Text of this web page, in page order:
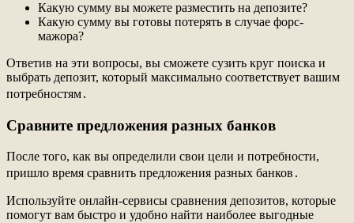
Какую сумму вы можете разместить на депозите?
Какую сумму вы готовы потерять в случае форс-
мажора?
Ответив на эти вопросы, вы сможете сузить круг поиска и
выбрать депозит, который максимально соответствует вашим
потребностям․
Сравните предложения разных банков
После того, как вы определили свои цели и потребности,
пришло время сравнить предложения разных банков․
Используйте онлайн-сервисы сравнения депозитов, которые
помогут вам быстро и удобно найти наиболее выгодные